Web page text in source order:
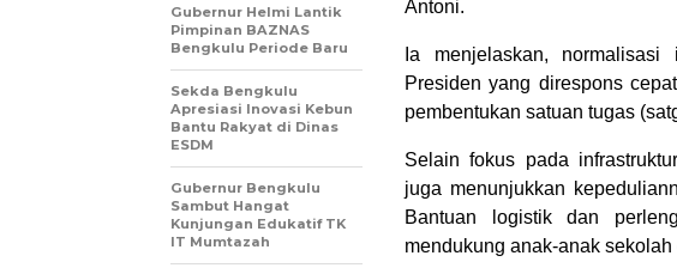
Antoni.
Ia menjelaskan,
Presiden yang direspons
pembentukan satuan tugas
Selain fokus pada
juga menunjukkan
Bantuan logistik dan
mendukung anak-anak
Gubernur Helmi Lantik
Pimpinan BAZNAS
Bengkulu Periode Baru
Sekda Bengkulu
Apresiasi Inovasi Kebun
Bantu Rakyat di Dinas
ESDM
Gubernur Bengkulu
Sambut Hangat
Kunjungan Edukatif TK
IT Mumtazah